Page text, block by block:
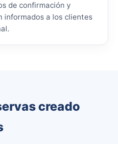
de confirmación y
informados a los clientes
creado